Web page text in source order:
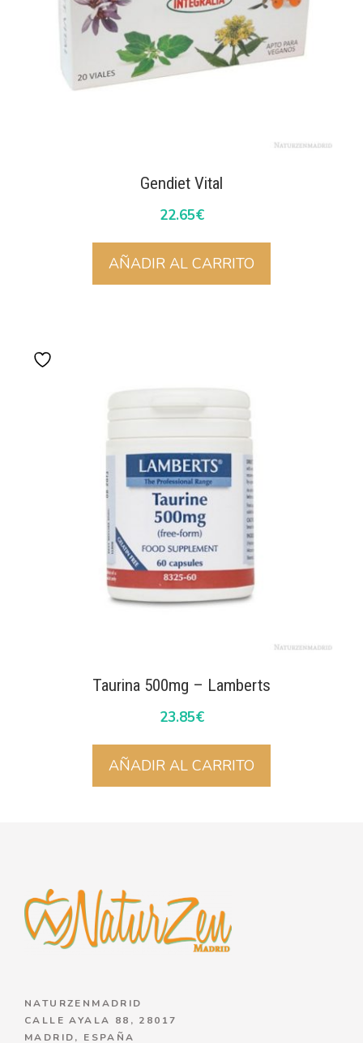
Gendiet Vital
22.65€
AÑADIR AL CARRITO
Taurina 500mg – Lamberts
23.85€
AÑADIR AL CARRITO
NATURZENMADRID
CALLE AYALA 88, 28017
MADRID, ESPAÑA